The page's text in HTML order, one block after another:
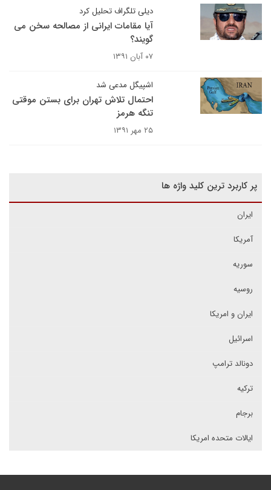
دیلی تلگراف تحلیل کرد
آیا مقامات ایرانی از مصالحه سخن می
گویند؟
۰۷ آبان ۱۳۹۱
اشپیگل مدعی شد
احتمال تلاش تهران برای بستن موقتی
تنگه هرمز
۲۵ مهر ۱۳۹۱
پر کاربرد ترین کلید واژه ها
ایران
آمریکا
سوریه
روسیه
ایران و امریکا
اسرائیل
دونالد ترامپ
ترکیه
برجام
ایالات متحده امریکا